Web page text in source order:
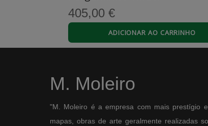
Stuart K.
My heart leaps with joy when I receive a
0 0
405,00 €
ADICIONAR AO CARRINHO
M. Moleiro
"M. Moleiro é a empresa com mais prestígio
mapas, obras de arte geralmente realizadas